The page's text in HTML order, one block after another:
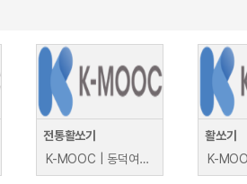
전통활쏘기
K-MOOC | 동덕여자대학교 김창선
활쏘기